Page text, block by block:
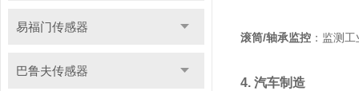
易福门传感器
巴鲁夫传感器
滚筒/轴承监控 ：监测
4. 汽车制造